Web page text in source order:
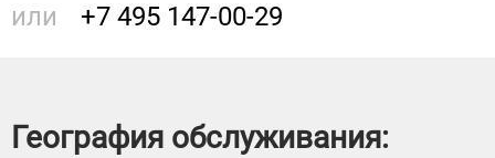
или +7 495 147-00-29
География обслуживания: